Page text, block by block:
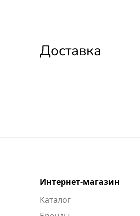
Доставка
Интернет-магазин
Каталог